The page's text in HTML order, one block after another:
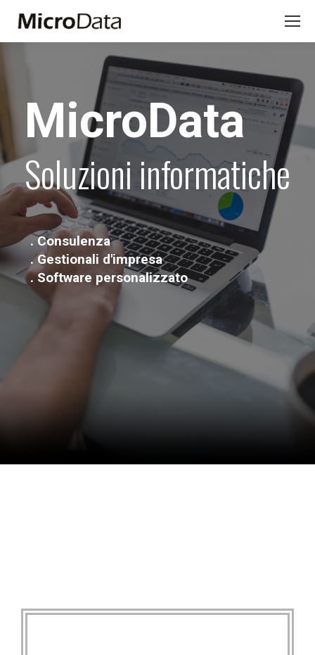
Search:
MicroData
. Consulenza
. Gestionali d'impresa
. Software personalizzato
Soluzioni informatiche